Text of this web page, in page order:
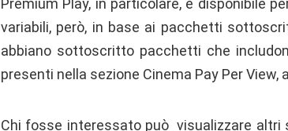
variabili, però, in base ai pacchetti
abbiano sottoscritto pacchetti che
presenti nella sezione Cinema Pay Per
Chi fosse interessato può visualizzare altri